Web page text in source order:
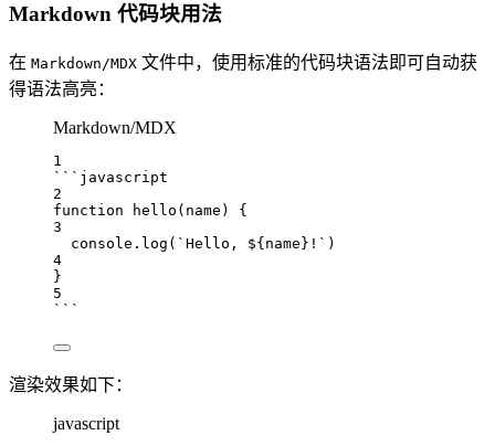
Markdown 代码块用法
在 Markdown/MDX 文件中，使用标准的代码块语法即可自动获
得语法高亮：
Markdown/MDX
1
```javascript
2
function
hello ( name ) {
3
console . log ( `Hello, ${name} !` )
4
}
5
```
渲染效果如下：
javascript